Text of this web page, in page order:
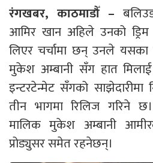
रंगखबर, काठमाडौँ –
आमिर खान अहिले उनको ड्रिम
लिएर चर्चामा छन् उनले यसका
मुकेश अम्बानी सँग हात
इन्टरटेन्मेट सँगको साझेदारीमा
तीन भागमा रिलिज गरिने छ।
मालिक मुकेश अम्बानी
प्रोड्युसर समेत रहनेछन्।